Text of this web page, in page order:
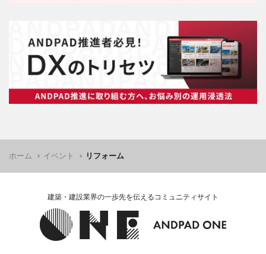
ホーム イベント リフォーム
建築・建設業界の一歩先を伝えるコミュニティサイト